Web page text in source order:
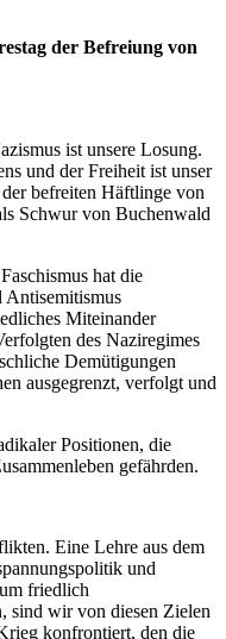
der Befreiung von
ist unsere Losung.
und der Freiheit ist unser
befreiten Häftlinge von
Schwur von Buchenwald
hat die
Antisemitismus
Miteinander
des Naziregimes
Demütigungen
ausgegrenzt, verfolgt und
Positionen, die
gefährden.
Eine Lehre aus dem
und
friedlich
sind wir von diesen Zielen
konfrontiert, den die